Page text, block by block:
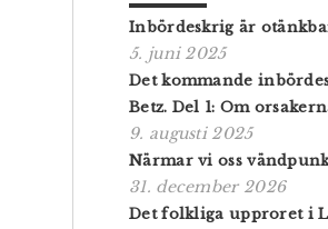
Inbördeskrig är
5. juni 2025
Det kommande
Betz. Del 1: Om
9. augusti 2025
Närmar vi oss
31. december 2026
Det folkliga upproret i